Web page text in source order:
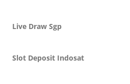
Live Draw Sgp
Slot Deposit Indosat